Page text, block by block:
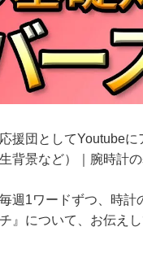
援団としてYoutube
背景など）｜腕時計
週1ワードずつ、時
』について、お伝えし